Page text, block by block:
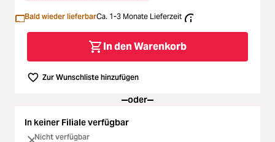
Bald wieder lieferbarCa. 1-3 Monate Lieferzeit
In den Warenkorb
Zur Wunschliste hinzufügen
oder
In keiner Filiale verfügbar
Nicht verfügbar